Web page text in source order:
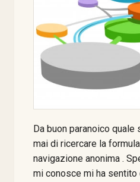
complica ulteriorm...
Da buon paranoico
mai di ricercare la
navigazione anonima .
mi conosce mi ha